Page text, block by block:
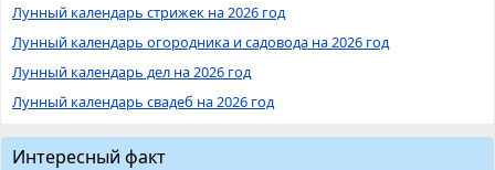
Лунный календарь стрижек на 2026 год
Лунный календарь огородника и садовода на 2026 год
Лунный календарь дел на 2026 год
Лунный календарь свадеб на 2026 год
Интересный факт